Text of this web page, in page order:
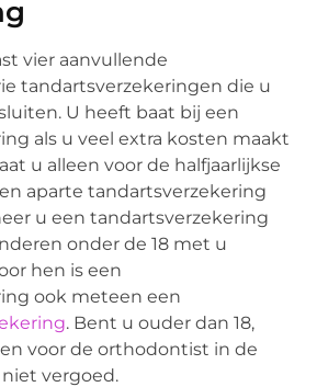
vier aanvullende
tandartsverzekeringen die u
U heeft baat bij een
als u veel extra kosten maakt
u alleen voor de halfjaarlijkse
aparte tandartsverzekering
u een tandartsverzekering
onder de 18 met u
hen is een
ook meteen een
. Bent u ouder dan 18,
voor de orthodontist in de
vergoed.